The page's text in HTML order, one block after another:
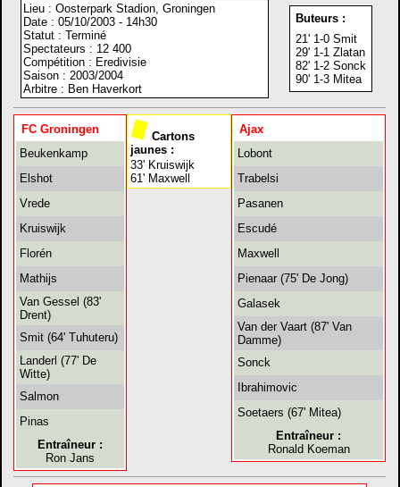
Lieu : Oosterpark Stadion, Groningen
Date : 05/10/2003 - 14h30
Statut : Terminé
Spectateurs : 12 400
Compétition : Eredivisie
Saison : 2003/2004
Arbitre : Ben Haverkort
Buteurs :
21' 1-0 Smit
29' 1-1 Zlatan
82' 1-2 Sonck
90' 1-3 Mitea
FC Groningen
Beukenkamp
Elshot
Vrede
Kruiswijk
Florén
Mathijs
Van Gessel (83'
Drent)
Smit (64' Tuhuteru)
Landerl (77' De
Witte)
Salmon
Pinas
Entraîneur :
Ron Jans
Cartons
jaunes :
33' Kruiswijk
61' Maxwell
Ajax
Lobont
Trabelsi
Pasanen
Escudé
Maxwell
Pienaar (75' De Jong)
Galasek
Van der Vaart (87' Van
Damme)
Sonck
Ibrahimovic
Soetaers (67' Mitea)
Entraîneur :
Ronald Koeman